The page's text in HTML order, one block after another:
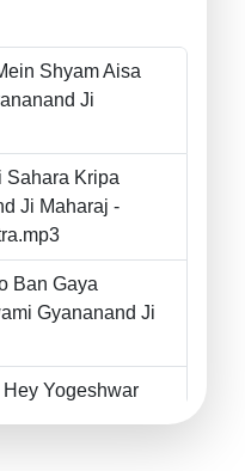
Shyam Aisa
Ji
Sahara Kripa
Ji Maharaj -
Ban Gaya
Gyananand Ji
Yogeshwar